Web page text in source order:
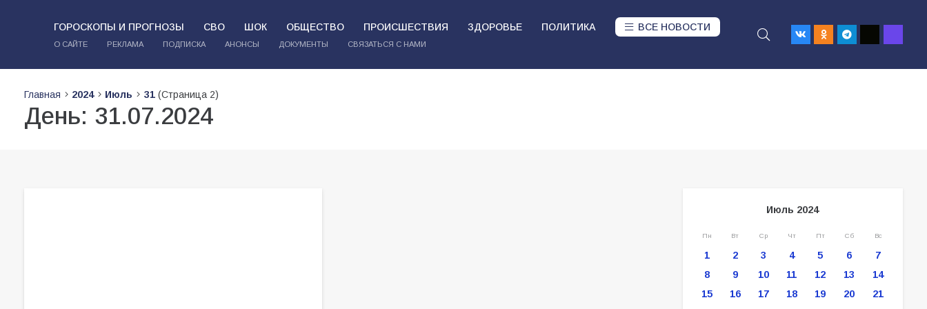
ГОРОСКОПЫ И ПРОГНОЗЫ СВО ШОК ОБЩЕСТВО ПРОИСШЕСТВИЯ ЗДОРОВЬЕ ПОЛИТИКА ВСЕ НОВОСТИ
О САЙТЕ РЕКЛАМА ПОДПИСКА АНОНСЫ ДОКУМЕНТЫ СВЯЗАТЬСЯ С НАМИ
Главная 2024 Июль 31(Страница 2)
День: 31.07.2024
Июль 2024
Пн Вт Ср Чт Пт Сб Вс
1 2 3 4 5 6
7
8
9 10 11 12 13
14
15
16 17 18 19 20
21